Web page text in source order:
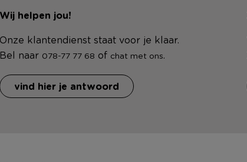
Wij helpen jou!
Onze klantendienst staat voor je klaar.
Bel naar 078-77 77 68 of chat met ons.
vind hier je antwoord